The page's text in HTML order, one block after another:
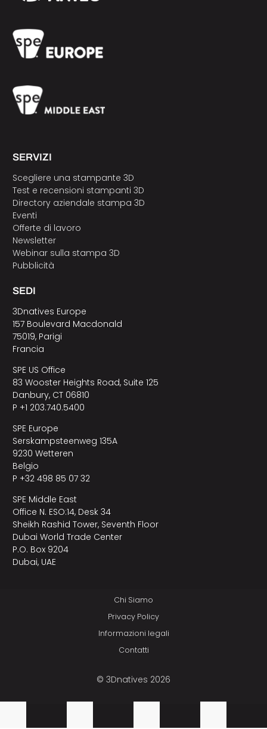
SERVIZI
Scegliere una stampante 3D
Test e recensioni stampanti 3D
Directory aziendale stampa 3D
Eventi
Offerte di lavoro
Newsletter
Webinar sulla stampa 3D
Pubblicità
SEDI
3Dnatives Europe
157 Boulevard Macdonald
75019, Parigi
Francia
SPE US Office
83 Wooster Heights Road, Suite 125
Danbury, CT 06810
P +1 203.740.5400
SPE Europe
Serskampsteenweg 135A
9230 Wetteren
Belgio
P +32 498 85 07 32
SPE Middle East
Office N. ESO:14, Desk 34
Sheikh Rashid Tower, Seventh Floor
Dubai World Trade Center
P.O. Box 9204
Dubai, UAE
Chi Siamo
Privacy Policy
Informazioni legali
Contatti
© 3Dnatives 2026